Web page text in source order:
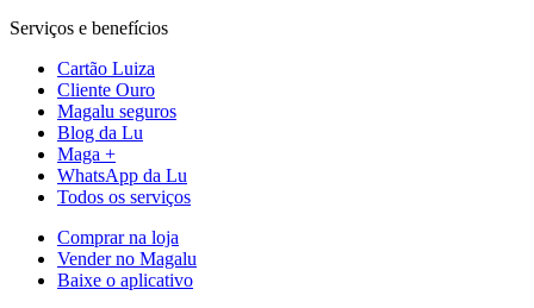
Serviços e benefícios
Cartão Luiza
Cliente Ouro
Magalu seguros
Blog da Lu
Maga +
WhatsApp da Lu
Todos os serviços
Comprar na loja
Vender no Magalu
Baixe o aplicativo